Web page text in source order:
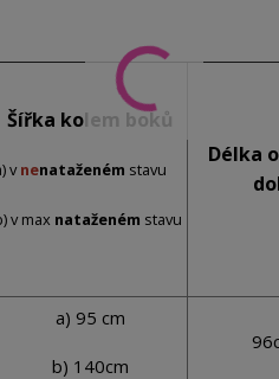
Šířka kolem boků
vnenataženém stavu
v max nataženém stavu
Délka
a) 95 cm
b) 140cm